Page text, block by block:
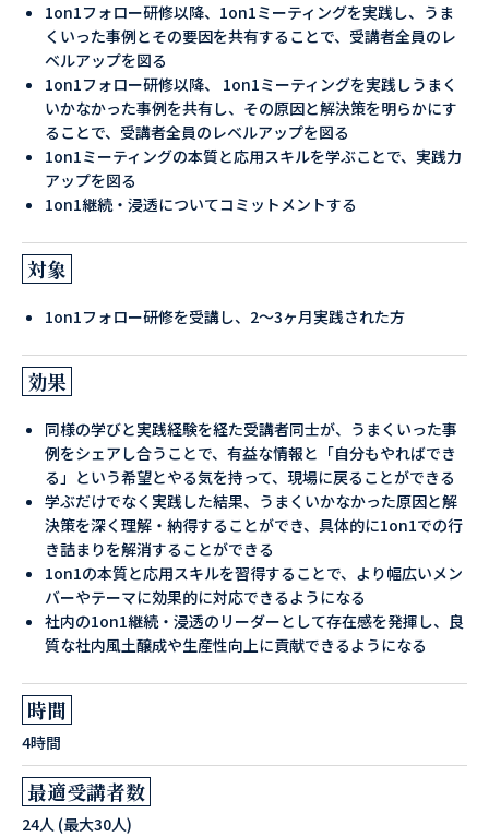
1on1フォロー研修以降、1on1ミーティングを実践し、うま
くいった事例とその要因を共有することで、受講者全員のレ
ベルアップを図る
1on1フォロー研修以降、 1on1ミーティングを実践しうまく
いかなかった事例を共有し、その原因と解決策を明らかにす
ることで、受講者全員のレベルアップを図る
1on1ミーティングの本質と応用スキルを学ぶことで、実践力
アップを図る
1on1継続・浸透についてコミットメントする
対象
1on1フォロー研修を受講し、2〜3ヶ月実践された方
効果
同様の学びと実践経験を経た受講者同士が、うまくいった事
例をシェアし合うことで、有益な情報と「自分もやればでき
る」という希望とやる気を持って、現場に戻ることができる
学ぶだけでなく実践した結果、うまくいかなかった原因と解
決策を深く理解・納得することができ、具体的に1on1での行
き詰まりを解消することができる
1on1の本質と応用スキルを習得することで、より幅広いメン
バーやテーマに効果的に対応できるようになる
社内の1on1継続・浸透のリーダーとして存在感を発揮し、良
質な社内風土醸成や生産性向上に貢献できるようになる
時間
4時間
最適受講者数
24人 (最大30人)